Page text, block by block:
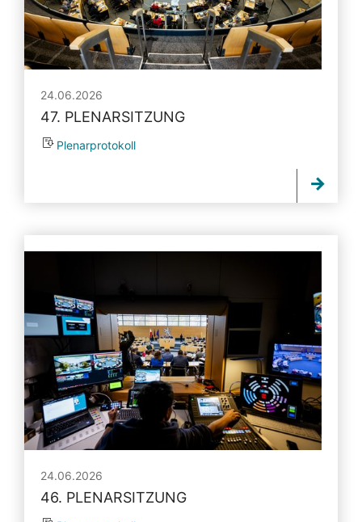
24.06.2026
47. PLENARSITZUNG
Plenarprotokoll
24.06.2026
46. PLENARSITZUNG